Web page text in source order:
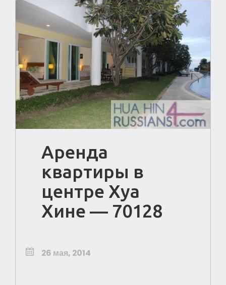
Аренда
квартиры в
центре Хуа
Хине — 70128
26 мая, 2014